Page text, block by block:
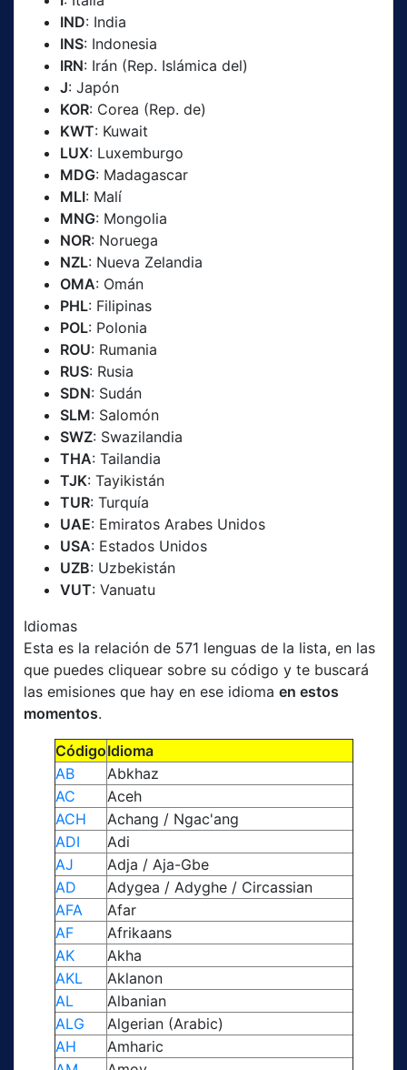
IND: India
INS: Indonesia
IRN: Irán (Rep. Islámica del)
J: Japón
KOR: Corea (Rep. de)
KWT: Kuwait
LUX: Luxemburgo
MDG: Madagascar
MLI: Malí
MNG: Mongolia
NOR: Noruega
NZL: Nueva Zelandia
OMA: Omán
PHL: Filipinas
POL: Polonia
ROU: Rumania
RUS: Rusia
SDN: Sudán
SLM: Salomón
SWZ: Swazilandia
THA: Tailandia
TJK: Tayikistán
TUR: Turquía
UAE: Emiratos Arabes Unidos
USA: Estados Unidos
UZB: Uzbekistán
VUT: Vanuatu
Idiomas
Esta es la relación de 571 lenguas de la lista, en las
que puedes cliquear sobre su código y te buscará
las emisiones que hay en ese idioma en estos
momentos.
CódigoIdioma
AB
Abkhaz
AC
Aceh
ACH
Achang / Ngac'ang
ADI
Adi
AJ
Adja / Aja-Gbe
AD
Adygea / Adyghe / Circassian
AFA
Afar
AF
Afrikaans
AK
Akha
AKL
Aklanon
AL
Albanian
ALG
Algerian (Arabic)
AH
Amharic